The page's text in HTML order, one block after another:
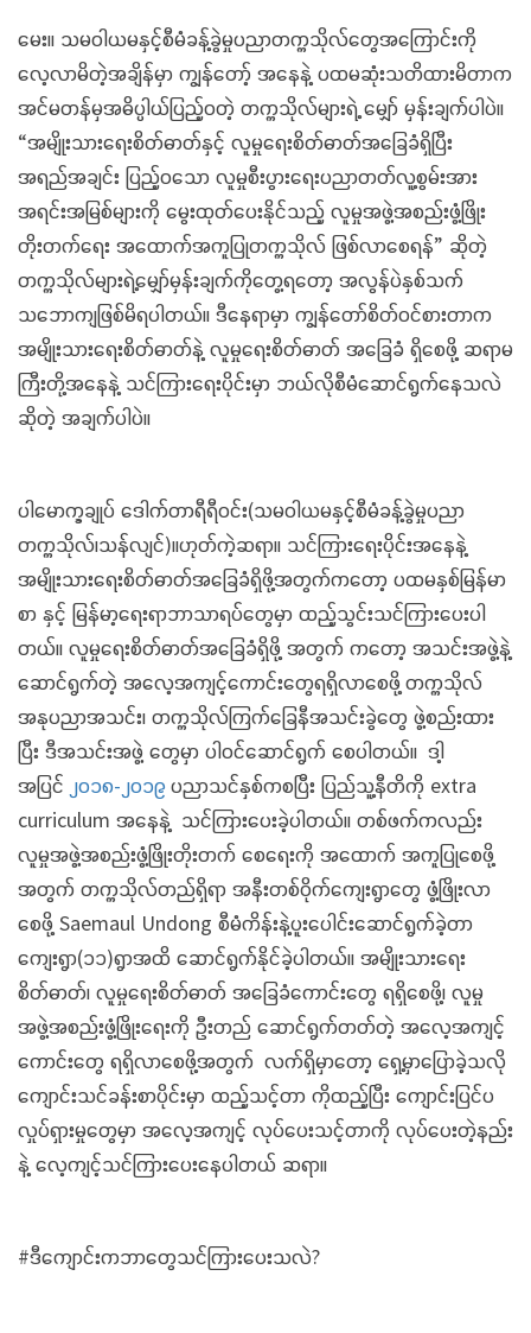
မေး။ သမဝါယမနှင့်စီမံခန့်ခွဲမှုပညာတက္ကသိုလ်တွေအကြောင်းကို
လေ့လာမိတဲ့အချိန်မှာ ကျွန်တော့် အနေနဲ့ ပထမဆုံးသတိထားမိတာက
အင်မတန်မှအဓိပ္ပါယ်ပြည့်ဝတဲ့ တက္ကသိုလ်များရဲ့ မျှော် မှန်းချက်ပါပဲ။
“အမျိုးသားရေးစိတ်ဓာတ်နှင့် လူမှုရေးစိတ်ဓာတ်အခြေခံရှိပြီး
အရည်အချင်း ပြည့်ဝသော လူမှုစီးပွားရေးပညာတတ်လူ့စွမ်းအား
အရင်းအမြစ်များကို မွေးထုတ်ပေးနိုင်သည့် လူမှုအဖွဲ့အစည်းဖွံ့ဖြိုး
တိုးတက်ရေး အထောက်အကူပြုတက္ကသိုလ် ဖြစ်လာစေရန်” ဆိုတဲ့
တက္ကသိုလ်များရဲ့မျှော်မှန်းချက်ကိုတွေ့ရတော့ အလွန်ပဲနှစ်သက်
သဘောကျဖြစ်မိရပါတယ်။ ဒီနေရာမှာ ကျွန်တော်စိတ်ဝင်စားတာက
အမျိုးသားရေးစိတ်ဓာတ်နဲ့ လူမှုရေးစိတ်ဓာတ် အခြေခံ ရှိစေဖို့ ဆရာမ
ကြီးတို့အနေနဲ့ သင်ကြားရေးပိုင်းမှာ ဘယ်လိုစီမံဆောင်ရွက်နေသလဲ
ဆိုတဲ့ အချက်ပါပဲ။
ပါမောက္ခချုပ် ဒေါက်တာရီရီဝင်း(သမဝါယမနှင့်စီမံခန့်ခွဲမှုပညာ
တက္ကသိုလ်၊သန်လျင်)။ဟုတ်ကဲ့ဆရာ။ သင်ကြားရေးပိုင်းအနေနဲ့
အမျိုးသားရေးစိတ်ဓာတ်အခြေခံရှိဖို့အတွက်ကတော့ ပထမနှစ်မြန်မာ
စာ နှင့် မြန်မာ့ရေးရာဘာသာရပ်တွေမှာ ထည့်သွင်းသင်ကြားပေးပါ
တယ်။ လူမှုရေးစိတ်ဓာတ်အခြေခံရှိဖို့ အတွက် ကတော့ အသင်းအဖွဲ့နဲ့
ဆောင်ရွက်တဲ့ အလေ့အကျင့်ကောင်းတွေရရှိလာစေဖို့ တက္ကသိုလ်
အနုပညာအသင်း၊ တက္ကသိုလ်ကြက်ခြေနီအသင်းခွဲတွေ ဖွဲ့စည်းထား
ပြီး ဒီအသင်းအဖွဲ့ တွေမှာ ပါဝင်ဆောင်ရွက် စေပါတယ်။ ဒါ့
အပြင် ၂၀၁၈-၂၀၁၉ ပညာသင်နှစ်ကစပြီး ပြည်သူ့နီတိကို extra
curriculum အနေနဲ့ သင်ကြားပေးခဲ့ပါတယ်။ တစ်ဖက်ကလည်း
လူမှုအဖွဲ့အစည်းဖွံ့ဖြိုးတိုးတက် စေရေးကို အထောက် အကူပြုစေဖို့
အတွက် တက္ကသိုလ်တည်ရှိရာ အနီးတစ်ဝိုက်ကျေးရွာတွေ ဖွံ့ဖြိုးလာ
စေဖို့ Saemaul Undong စီမံကိန်းနဲ့ပူးပေါင်းဆောင်ရွက်ခဲ့တာ
ကျေးရွာ(၁၁)ရွာအထိ ဆောင်ရွက်နိုင်ခဲ့ပါတယ်။ အမျိုးသားရေး
စိတ်ဓာတ်၊ လူမှုရေးစိတ်ဓာတ် အခြေခံကောင်းတွေ ရရှိစေဖို့၊ လူမှု
အဖွဲ့အစည်းဖွံ့ဖြိုးရေးကို ဦးတည် ဆောင်ရွက်တတ်တဲ့ အလေ့အကျင့်
ကောင်းတွေ ရရှိလာစေဖို့အတွက် လက်ရှိမှာတော့ ရှေ့မှာပြောခဲ့သလို
ကျောင်းသင်ခန်းစာပိုင်းမှာ ထည့်သင့်တာ ကိုထည့်ပြီး ကျောင်းပြင်ပ
လှုပ်ရှားမှုတွေမှာ အလေ့အကျင့် လုပ်ပေးသင့်တာကို လုပ်ပေးတဲ့နည်း
နဲ့ လေ့ကျင့်သင်ကြားပေးနေပါတယ် ဆရာ။
#ဒီကျောင်းကဘာတွေသင်ကြားပေးသလဲ?